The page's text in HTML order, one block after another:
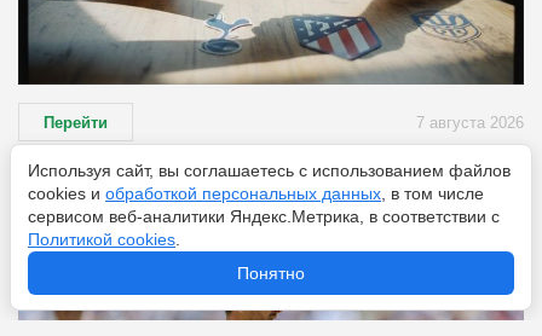
Перейти 7 августа 2026
Второй после Роналду: сколько всего голов забил
Месси
Используя сайт, вы соглашаетесь с использованием файлов
cookies и обработкой персональных данных , в том числе
сервисом веб-аналитики Яндекс.Метрика, в соответствии с
Политикой cookies
Понятно